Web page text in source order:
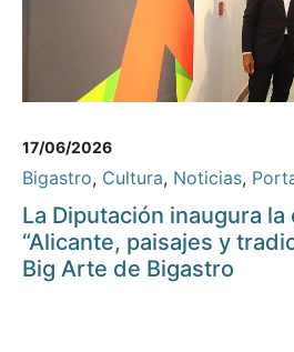
17/06/2026
Bigastro, Cultura, Noticias,
La Diputación inaugura
“Alicante, paisajes y
Big Arte de Bigastro